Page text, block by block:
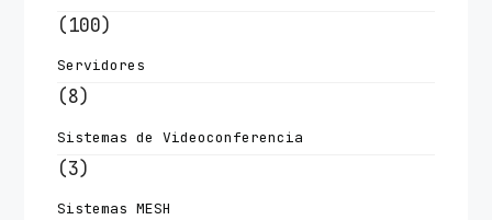
(100)
Servidores
(8)
Sistemas de Videoconferencia
(3)
Sistemas MESH